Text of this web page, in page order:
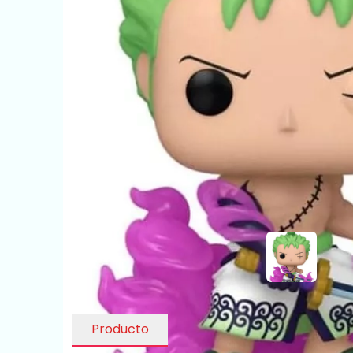
Producto